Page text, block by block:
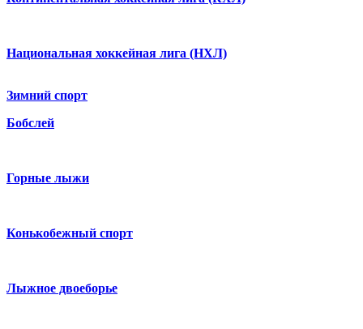
Национальная хоккейная лига (НХЛ)
Зимний спорт
Бобслей
Горные лыжи
Конькобежный спорт
Лыжное двоеборье